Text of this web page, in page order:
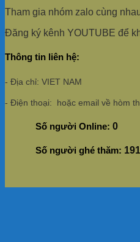
Tham gia nhóm zalo cùng
Đăng ký kênh YOUTUBE để
Thông tin liên hệ:
- Địa chỉ: VIET NAM
- Điện thoại: hoặc email về hòm
Số người Online: 0
Số người ghé thăm: